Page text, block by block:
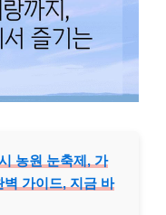
농원 눈축제, 가
가이드, 지금 바